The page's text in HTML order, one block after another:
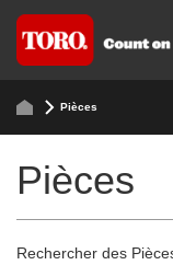
Pièces
Pièces
Rechercher des